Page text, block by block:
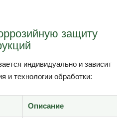
защиту
индивидуально и зависит
и технологии обработки:
Описание